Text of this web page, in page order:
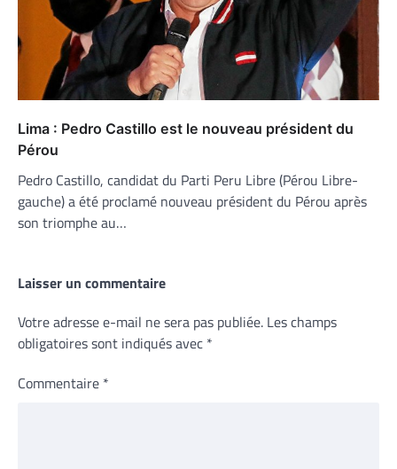
Lima : Pedro Castillo est le nouveau président du
Pérou
Pedro Castillo, candidat du Parti Peru Libre (Pérou Libre-
gauche) a été proclamé nouveau président du Pérou après
son triomphe au…
Laisser un commentaire
Votre adresse e-mail ne sera pas publiée. Les champs
obligatoires sont indiqués avec *
Commentaire *